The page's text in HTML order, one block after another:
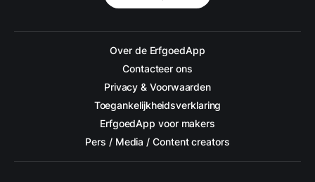
Over de ErfgoedApp
Contacteer ons
Privacy & Voorwaarden
Toegankelijkheidsverklaring
ErfgoedApp voor makers
Pers / Media / Content creators